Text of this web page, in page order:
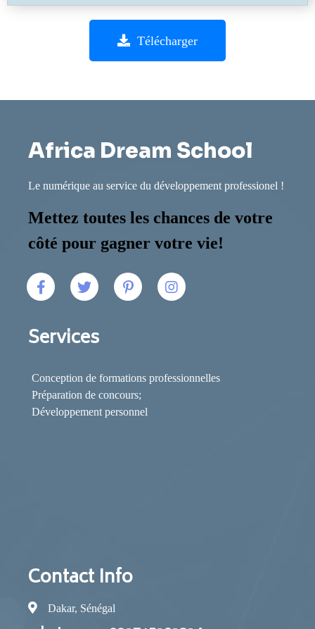
Télécharger
Africa Dream School
Le numérique au service du développement professionel !
Mettez toutes les chances de votre
côté pour gagner votre vie!
Services
Conception de formations professionnelles
Préparation de concours;
Développement personnel
Contact Info
Dakar, Sénégal